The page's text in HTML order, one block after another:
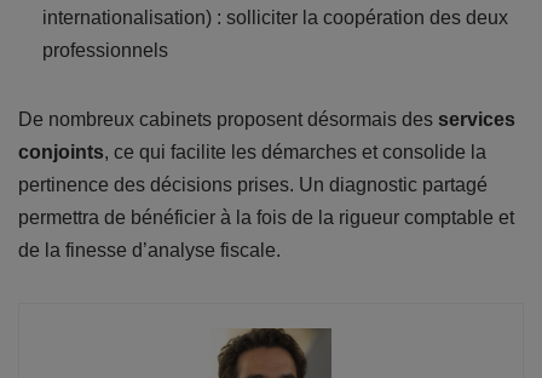
internationalisation) : solliciter la coopération des deux
professionnels
De nombreux cabinets proposent désormais des services
conjoints, ce qui facilite les démarches et consolide la
pertinence des décisions prises. Un diagnostic partagé
permettra de bénéficier à la fois de la rigueur comptable et
de la finesse d’analyse fiscale.